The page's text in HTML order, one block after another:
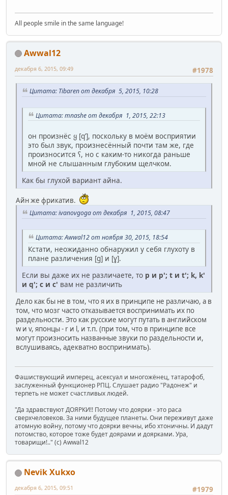
All people smile in the same language!
Awwal12
#1978
декабря 6, 2015, 09:49
Цитата: Tibaren от декабря 5, 2015, 10:28
Цитата: mnashe от декабря 1, 2015, 22:13
он произнёс ყ [qʼ], поскольку в моём восприятии
это был звук, произнесённый почти там же, где
произносится ʕ, но с каким-то никогда раньше
мной не слышанным глубоким щелчком.
Как бы глухой вариант айна.
Айн же фрикатив.
Цитата: ivanovgoga от декабря 1, 2015, 08:47
Цитата: Awwal12 от ноября 30, 2015, 18:54
Кстати, неожиданно обнаружил у себя глухоту в
плане различения [g] и [ɣ].
Если вы даже их не различаете, то p и p'; t и t'; k, k'
и q'; c и c' вам не различить
Дело как бы не в том, что я их в принципе не различаю, а в
том, что мозг часто отказывается воспринимать их по
раздельности. Это как русские могут путать в английском
w и v, японцы - r и l, и т.п. (при том, что в принципе все
могут произносить названные звуки по раздельности и,
вслушиваясь, адекватно воспринимать).
Фашиствующий имперец, асексуал и многожёнец, татарофоб,
заслуженный функционер РПЦ. Слушает радио "Радонеж" и
терпеть не может счастливых людей.
"Да здравствуют ДОЯРКИ!! Потому что доярки - это раса
сверхчеловеков. За ними будущее планеты. Они переживут даже
атомную войну, потому что доярки вечны, ибо хтоничны. И дадут
потомство, которое тоже будет доярами и доярками. Ура,
товарищи!.." (c) Awwal12
Nevik Xukxo
#1979
декабря 6, 2015, 09:51